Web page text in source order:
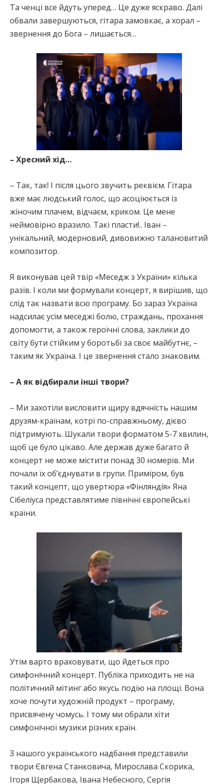
Та ченці все йдуть уперед… Це дуже яскраво. Далі
обвали завершуються, гітара замовкає, а хорал –
звернення до Бога – лишається…
– Хресний хід…
– Так, так! І після цього звучить реквієм. Гітара
вже має людський голос, що асоціюється із
жіночим плачем, відчаєм, криком. Це мене
неймовірно вразило. Такі пласти!.. Іван –
унікальний, модерновий, дивовижно талановитий
композитор.
Я виконував цей твір «Меседж з України» кілька
разів. І коли ми формували концерт, я вирішив, що
слід так назвати всю програму. Бо зараз Україна
надсилає усім меседжі болю, страждань, прохання
допомогти, а також героїчні слова, заклики до
світу бути стійким у боротьбі за своє майбутнє, –
таким як Україна. І це звернення стало знаковим.
– А як відбирали інші твори?
– Ми захотіли висловити щиру вдячність нашим
друзям-країнам, котрі по-справжньому, дієво
підтримують. Шукали твори форматом 5-7 хвилин,
щоб це було цікаво. Але держав дуже багато й
концерт не може містити понад 30 номерів. Ми
почали їх об’єднувати в групи. Приміром, був
такий концепт, що увертюра «Фінляндія» Яна
Сібеліуса представлятиме північні європейські
країни.
Утім варто враховувати, що йдеться про
симфонічний концерт. Публіка приходить не на
політичний мітинг або якусь подію на площі. Вона
хоче почути художній продукт – програму,
присвячену чомусь. І тому ми обрали хіти
симфонічної музики різних країн.
З нашого українського надбання представили
твори Євгена Станковича, Мирослава Скорика,
Ігоря Щербакова, Івана Небесного, Сергія